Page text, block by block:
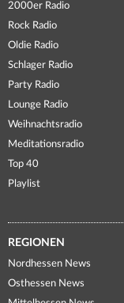
2000er Radio
Rock Radio
Oldie Radio
Schlager Radio
Party Radio
Lounge Radio
Weihnachtsradio
Meditationsradio
Top 40
Playlist
REGIONEN
Nordhessen News
Osthessen News